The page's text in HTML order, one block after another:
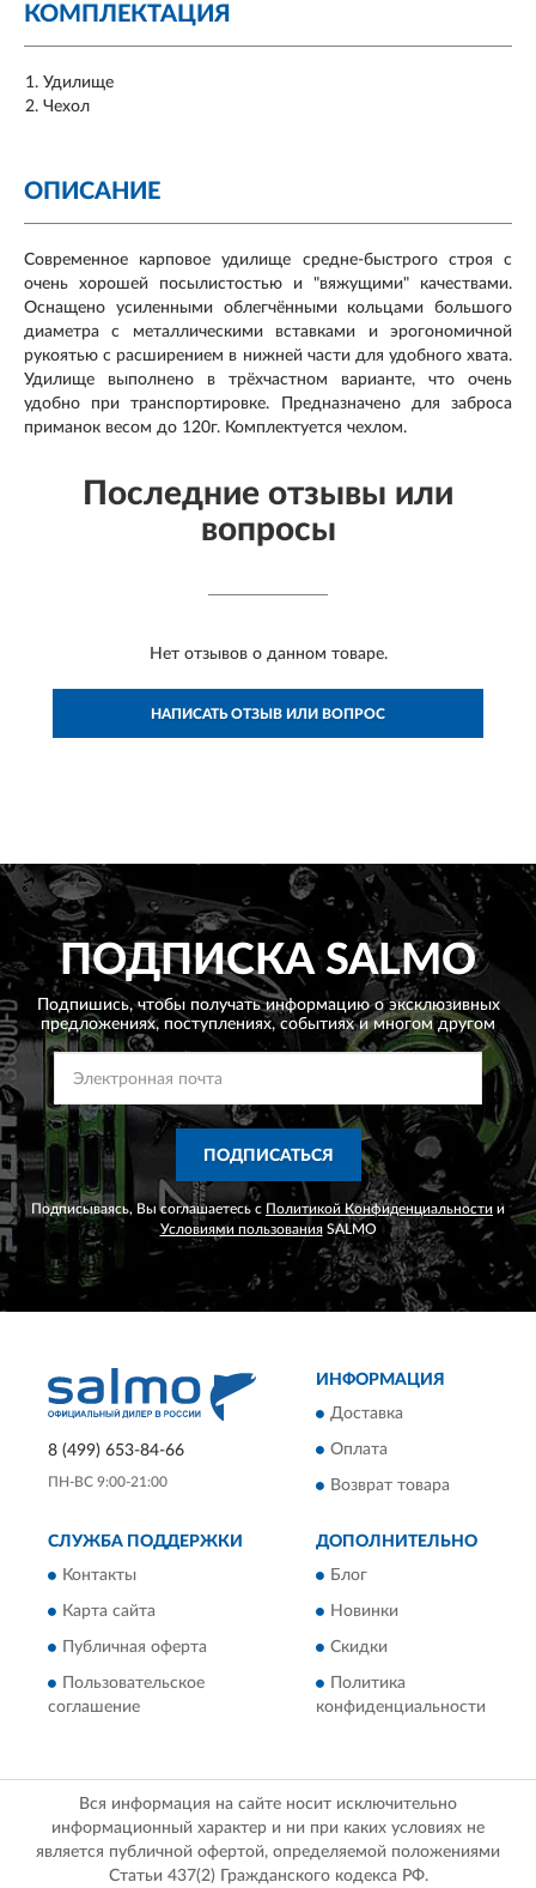
КОМПЛЕКТАЦИЯ
Удилище
Чехол
ОПИСАНИЕ
Cовременное карповое удилище средне-быстрого строя с
очень хорошей посылистостью и "вяжущими" качествами.
Оснащено усиленными облегчёнными кольцами большого
диаметра с металлическими вставками и эрогономичной
рукоятью с расширением в нижней части для удобного хвата.
Удилище выполнено в трёхчастном варианте, что очень
удобно при транспортировке. Предназначено для заброса
приманок весом до 120г. Комплектуется чехлом.
Последние отзывы или
вопросы
Нет отзывов о данном товаре.
НАПИСАТЬ ОТЗЫВ ИЛИ ВОПРОС
ПОДПИСКАSALMO
Подпишись, чтобы получать информацию о эксклюзивных
предложениях, поступлениях, событиях и многом другом
ПОДПИСАТЬСЯ
Подписываясь, Вы соглашаетесь с Политикой Конфиденциальности и
Условиями пользованияSALMO
8 (499) 653-84-66
ПН-ВС 9:00-21:00
ИНФОРМАЦИЯ
Доставка
Оплата
Возврат товара
СЛУЖБА ПОДДЕРЖКИ
Контакты
Карта сайта
Публичная оферта
Пользовательское
соглашение
ДОПОЛНИТЕЛЬНО
Блог
Новинки
Скидки
Политика
конфиденциальности
Вся информация на сайте носит исключительно
информационный характер и ни при каких условиях не
является публичной офертой, определяемой положениями
Статьи 437(2) Гражданского кодекса РФ.